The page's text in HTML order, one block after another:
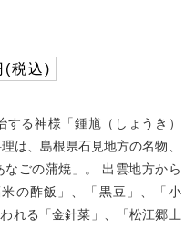
(税込)
る神様「鍾馗（しょうき）
は、島根県石見地方の名物、
なごの蒲焼」。 出雲地方から
の酢飯」、「黒豆」、「小
れる「金針菜」、「松江郷土